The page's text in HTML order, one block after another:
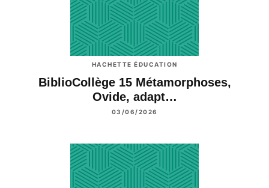
HACHETTE ÉDUCATION
BiblioCollège 15 Métamorphoses,
Ovide, adapt…
03/06/2026